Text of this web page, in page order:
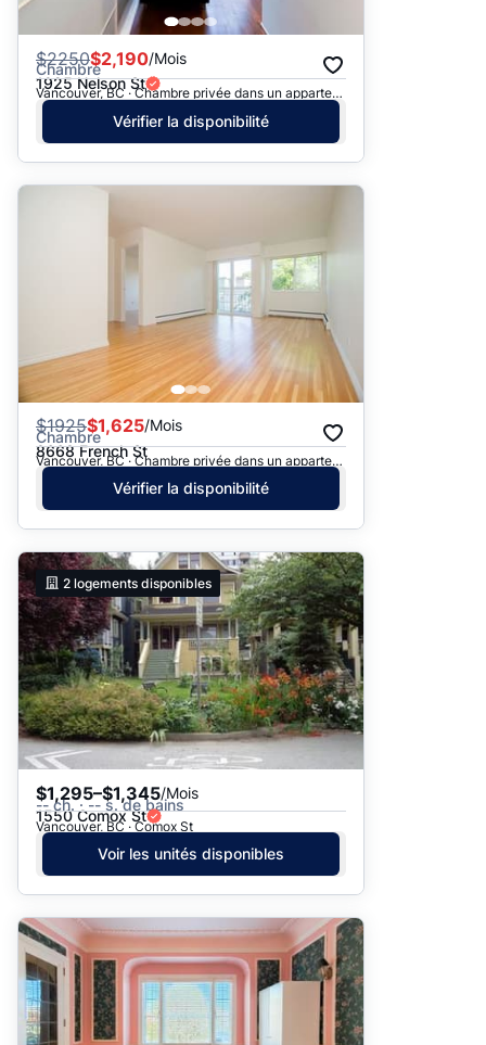
$2250$2,190/Mois
Chambre
1925 Nelson St
Vancouver, BC · Chambre privée dans un appartement
Vérifier la disponibilité
$1925$1,625/Mois
Chambre
8668 French St
Vancouver, BC · Chambre privée dans un appartement
Vérifier la disponibilité
2 logements disponibles
$1,295–$1,345/Mois
-- ch. · -- s. de bains
1550 Comox St
Vancouver, BC · Comox St
Voir les unités disponibles